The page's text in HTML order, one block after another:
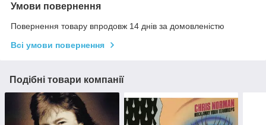
Умови повернення
Повернення товару впродовж 14 днів за домовленістю
Всі умови повернення
Подібні товари компанії